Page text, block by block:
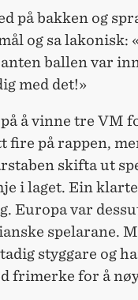
på bakken og
og sa lakonisk:
ballen var
med det!»
å vinne tre VM
fire på rappen,
skifta ut
i laget. Ein
Europa var
spelarane.
styggare og
frimerke for å